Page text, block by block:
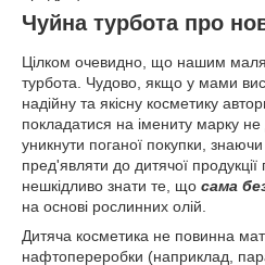
Чуйна турбота про
Цілком очевидно, що нашим
турбота. Чудово, якщо у мами
надійну та якісну косметику
покладатися на імениту марку
уникнути поганої покупки, знаючи
пред'являти до дитячої
нешкідливо знати те, що сама
на основі рослинних олій.
Дитяча косметика не повинна
нафтопереробки (наприклад,